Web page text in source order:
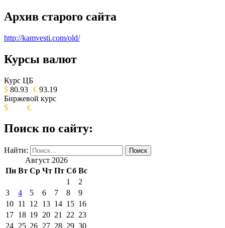
Архив старого сайта
http://kamvesti.com/old/
ОБЩЕСТВЕННО-ПОЛИТИЧЕСКОЕ
ИЗДАНИЕ КАМЧАТСКОГО КРАЯ.
Курсы валют
Курс ЦБ
$ 80.93 € 93.19
Биржевой курс
$
€
Поиск по сайту:
Найти:
Август 2026
Пн Вт Ср Чт Пт Сб Вс
1
2
3
4 5 6 7 8
9
10 11 12 13 14 15 16
17 18 19 20 21 22 23
24 25 26 27 28 29 30